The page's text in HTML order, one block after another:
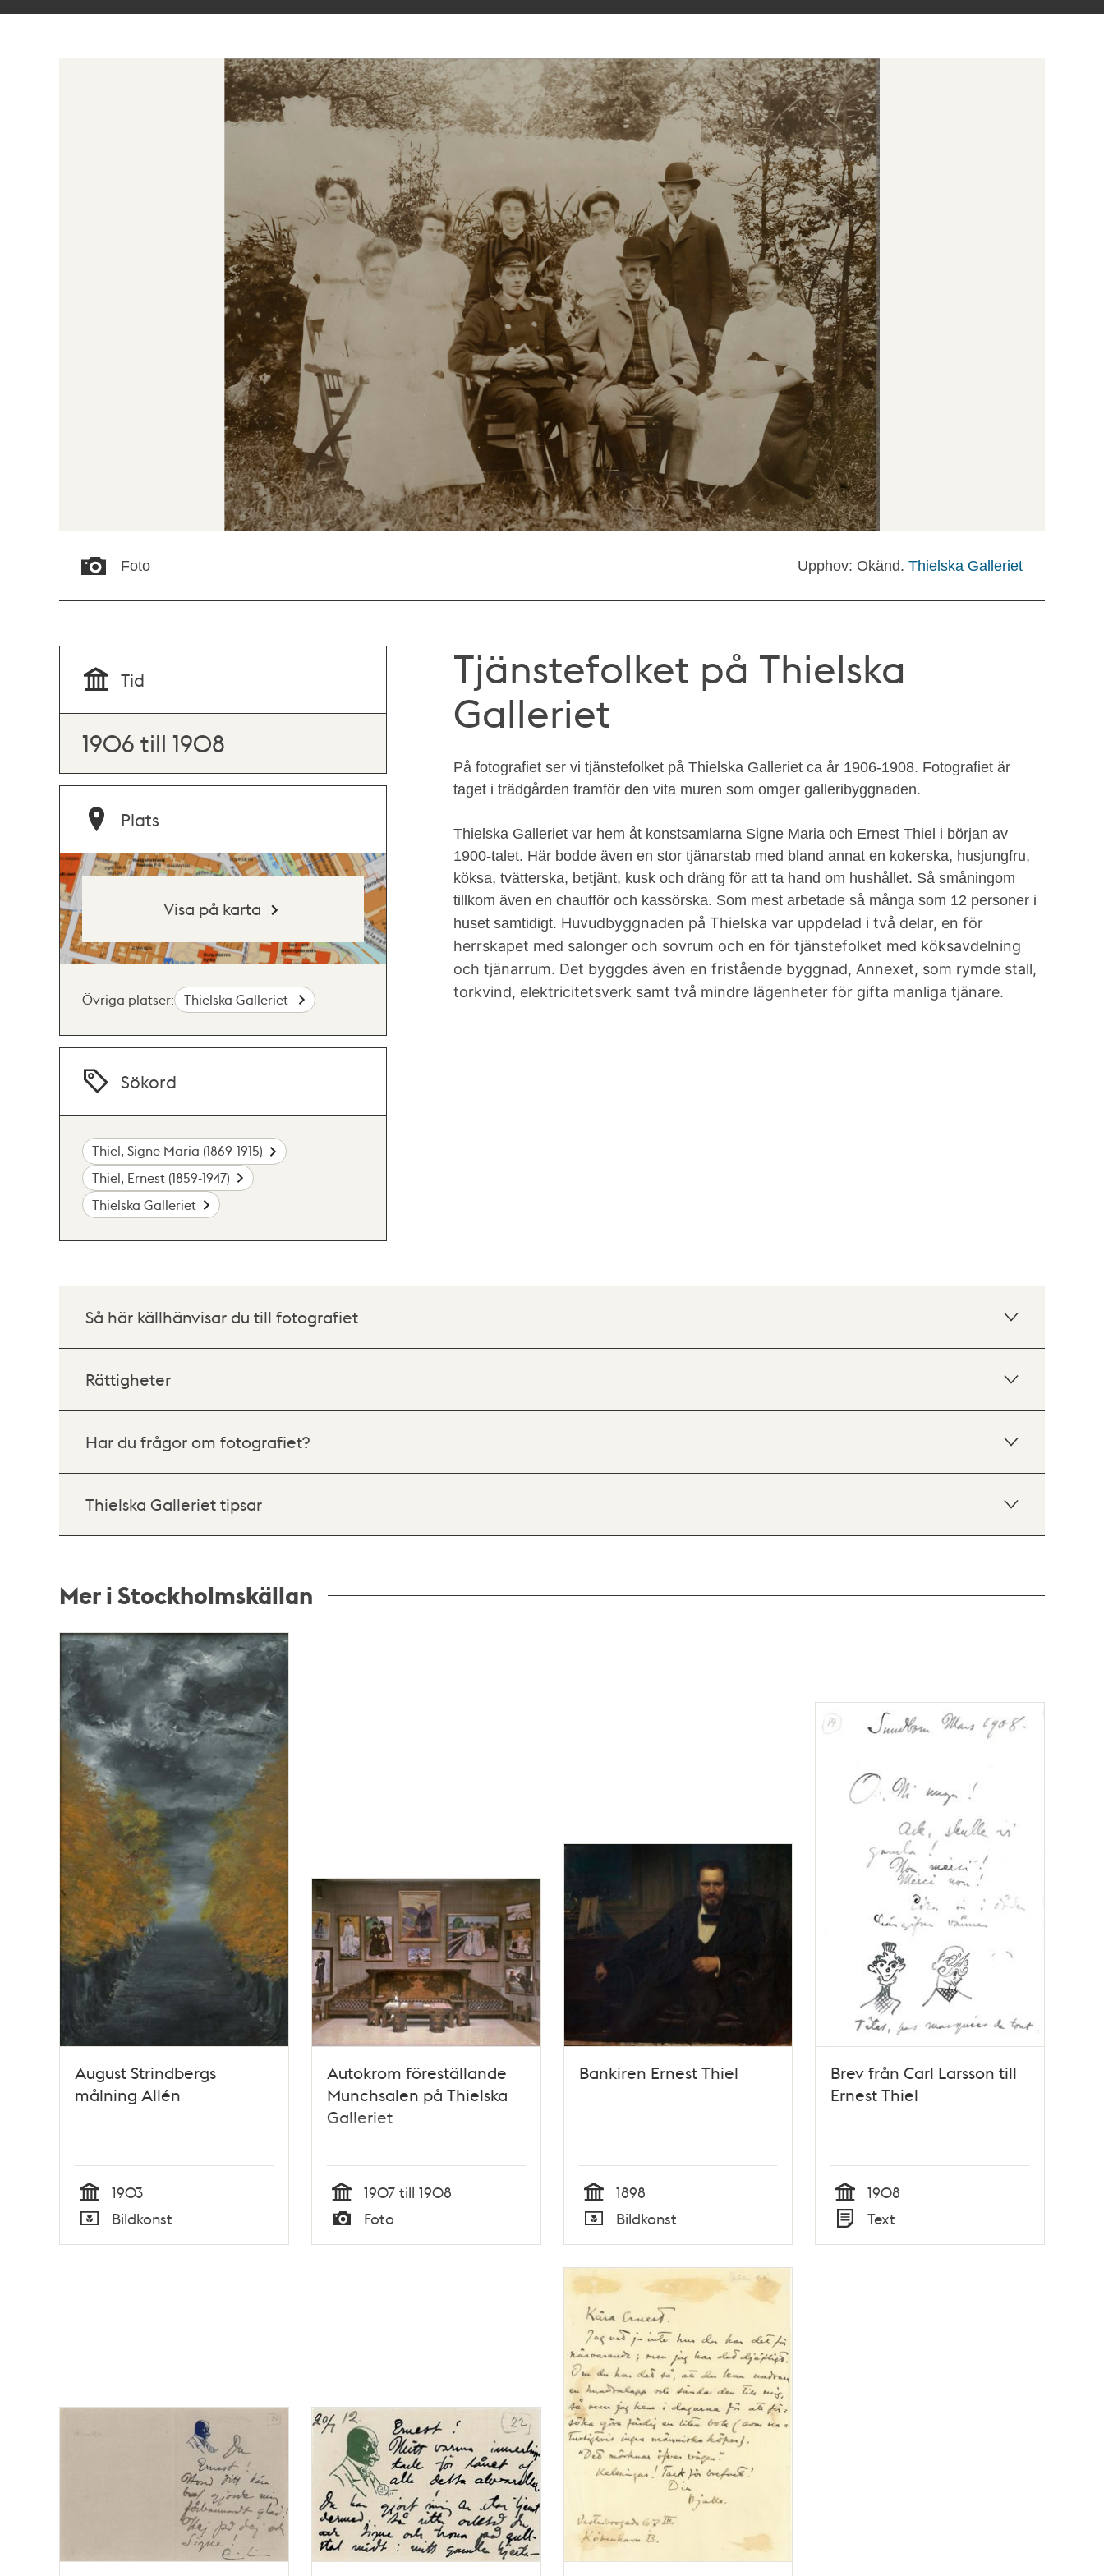
Foto Upphov: Okänd. Thielska Galleriet
Tjänstefolket på Thielska
Galleriet
På fotografiet ser vi tjänstefolket på Thielska Galleriet ca år 1906-1908. Fotografiet är
taget i trädgården framför den vita muren som omger galleribyggnaden.
Thielska Galleriet var hem åt konstsamlarna Signe Maria och Ernest Thiel i början av
1900-talet. Här bodde även en stor tjänarstab med bland annat en kokerska, husjungfru,
köksa, tvätterska, betjänt, kusk och dräng för att ta hand om hushållet. Så småningom
tillkom även en chaufför och kassörska. Som mest arbetade så många som 12 personer i
huset samtidigt. Huvudbyggnaden på Thielska var uppdelad i två delar, en för
herrskapet med salonger och sovrum och en för tjänstefolket med köksavdelning
och tjänarrum. Det byggdes även en fristående byggnad, Annexet, som rymde stall,
torkvind, elektricitetsverk samt två mindre lägenheter för gifta manliga tjänare.
Tid
1906 till 1908
Plats
Visa på karta
Övriga platser: Thielska Galleriet
Sökord
Thiel, Signe Maria (1869-1915)
Thiel, Ernest (1859-1947)
Thielska Galleriet
Så här källhänvisar du till fotografiet
Rättigheter
Har du frågor om fotografiet?
Thielska Galleriet tipsar
Mer i Stockholmskällan
Relaterade
poster
och
teman
August Strindbergs
målning Allén
Tid
1903
Typ
Bildkonst
Autokrom föreställande
Munchsalen på Thielska
Galleriet
Tid
1907 till 1908
Typ
Foto
Bankiren Ernest Thiel
Tid
1898
Typ
Bildkonst
Brev från Carl Larsson till
Ernest Thiel
Tid
1908
Typ
Text